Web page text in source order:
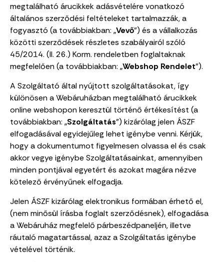
megtalálható árucikkek adásvételére vonatkozó
általános szerződési feltételeket tartalmazzák, a
fogyasztó (a továbbiakban: „Vevő”) és a vállalkozás
közötti szerződések részletes szabályairól szóló
45/2014. (II. 26.) Korm. rendeletben foglaltaknak
megfelelően (a továbbiakban: „Webshop Rendelet”).
A Szolgáltató által nyújtott szolgáltatásokat, így
különösen a Webáruházban megtalálható árucikkek
online webshopon keresztül történő értékesítést (a
továbbiakban: „Szolgáltatás”) kizárólag jelen ÁSZF
elfogadásával egyidejűleg lehet igénybe venni. Kérjük,
hogy a dokumentumot figyelmesen olvassa el és csak
akkor vegye igénybe Szolgáltatásainkat, amennyiben
minden pontjával egyetért és azokat magára nézve
kötelező érvényűnek elfogadja.
Jelen ÁSZF kizárólag elektronikus formában érhető el,
(nem minősül írásba foglalt szerződésnek), elfogadása
a Webáruház megfelelő párbeszédpaneljén, illetve
ráutaló magatartással, azaz a Szolgáltatás igénybe
vételével történik.